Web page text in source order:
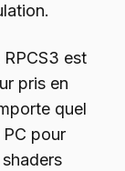
RPCS3 est
pris en
quel
pour